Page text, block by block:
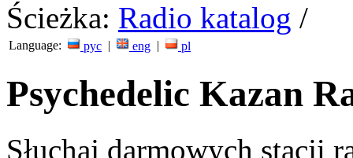
Ścieżka: Radio katalog /
Language: рус | eng | pl
Psychedelic Kazan
Słuchaj darmowych stacji